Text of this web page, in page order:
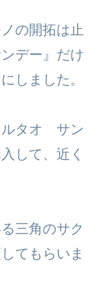
の開拓は止
デー』だけ
しました。
ルタオ サン
して、近く
三角のサク
てもらいま